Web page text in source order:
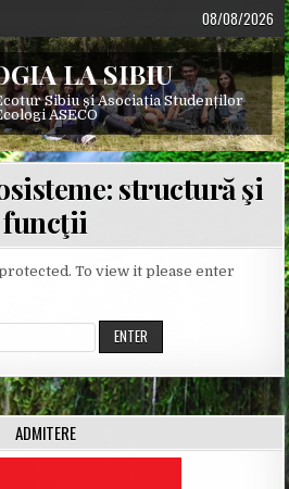
08/08/2026
LA SIBIU
Sibiu și Asociația Studenților
ASECO
structură şi
funcţii
To view it please enter
ADMITERE